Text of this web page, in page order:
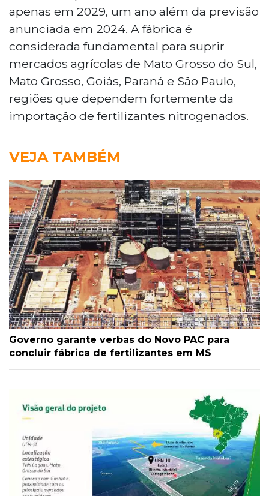
apenas em 2029, um ano além da previsão
anunciada em 2024. A fábrica é
considerada fundamental para suprir
mercados agrícolas de Mato Grosso do Sul,
Mato Grosso, Goiás, Paraná e São Paulo,
regiões que dependem fortemente da
importação de fertilizantes nitrogenados.
VEJA TAMBÉM
Governo garante verbas do Novo PAC para
concluir fábrica de fertilizantes em MS